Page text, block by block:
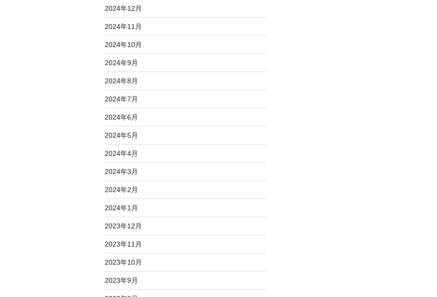
2024年12月
2024年11月
2024年10月
2024年9月
2024年8月
2024年7月
2024年6月
2024年5月
2024年4月
2024年3月
2024年2月
2024年1月
2023年12月
2023年11月
2023年10月
2023年9月